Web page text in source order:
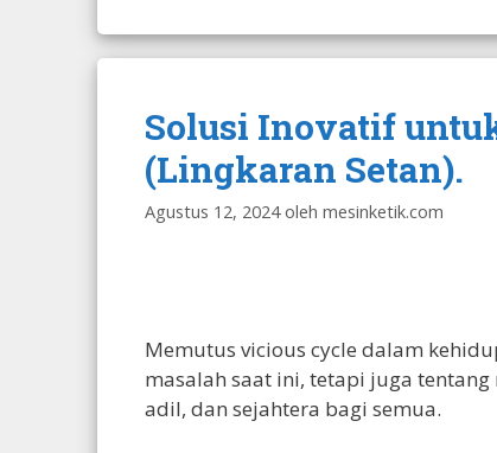
Solusi Inovatif
(Lingkaran Setan).
Agustus 12, 2024 oleh mesinketik.com
Memutus vicious cycle dalam
masalah saat ini, tetapi juga
adil, dan sejahtera bagi semua.